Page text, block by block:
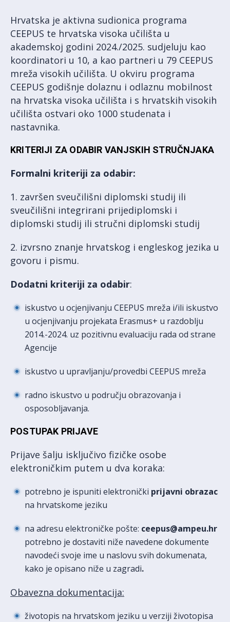
Hrvatska je aktivna sudionica programa
CEEPUS te hrvatska visoka učilišta u
akademskoj godini 2024./2025. sudjeluju kao
koordinatori u 10, a kao partneri u 79 CEEPUS
mreža visokih učilišta. U okviru programa
CEEPUS godišnje dolaznu i odlaznu mobilnost
na hrvatska visoka učilišta i s hrvatskih visokih
učilišta ostvari oko 1000 studenata i
nastavnika.
KRITERIJI ZA ODABIR VANJSKIH STRUČNJAKA
Formalni kriteriji za odabir:
1. završen sveučilišni diplomski studij ili
sveučilišni integrirani prijediplomski i
diplomski studij ili stručni diplomski studij
2. izvrsno znanje hrvatskog i engleskog jezika u
govoru i pismu.
Dodatni kriteriji za odabir:
iskustvo u ocjenjivanju CEEPUS mreža i/ili iskustvo
u ocjenjivanju projekata Erasmus+ u razdoblju
2014.-2024. uz pozitivnu evaluaciju rada od strane
Agencije
iskustvo u upravljanju/provedbi CEEPUS mreža
radno iskustvo u području obrazovanja i
osposobljavanja.
POSTUPAK PRIJAVE
Prijave šalju isključivo fizičke osobe
elektroničkim putem u dva koraka:
potrebno je ispuniti elektronički prijavni obrazac
na hrvatskome jeziku
na adresu elektroničke pošte: ceepus@ampeu.hr
potrebno je dostaviti niže navedene dokumente
navodeći svoje ime u naslovu svih dokumenata,
kako je opisano niže u zagradi.
Obavezna dokumentacija:
životopis na hrvatskom jeziku u verziji životopisa